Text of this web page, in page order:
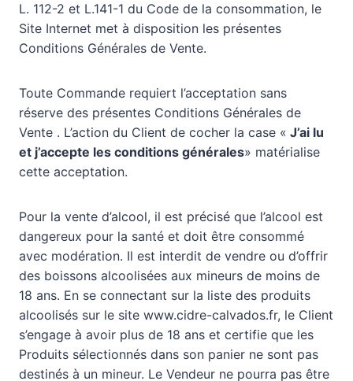
L. 112-2 et L.141-1 du Code de la consommation, le
Site Internet met à disposition les présentes
Conditions Générales de Vente.
Toute Commande requiert l’acceptation sans
réserve des présentes Conditions Générales de
Vente . L’action du Client de cocher la case « J’ai lu
et j’accepte les conditions générales» matérialise
cette acceptation.
Pour la vente d’alcool, il est précisé que l’alcool est
dangereux pour la santé et doit être consommé
avec modération. Il est interdit de vendre ou d’offrir
des boissons alcoolisées aux mineurs de moins de
18 ans. En se connectant sur la liste des produits
alcoolisés sur le site www.cidre-calvados.fr, le Client
s’engage à avoir plus de 18 ans et certifie que les
Produits sélectionnés dans son panier ne sont pas
destinés à un mineur. Le Vendeur ne pourra pas être